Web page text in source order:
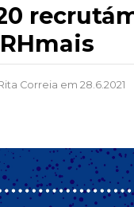
Correia em 28.6.2021